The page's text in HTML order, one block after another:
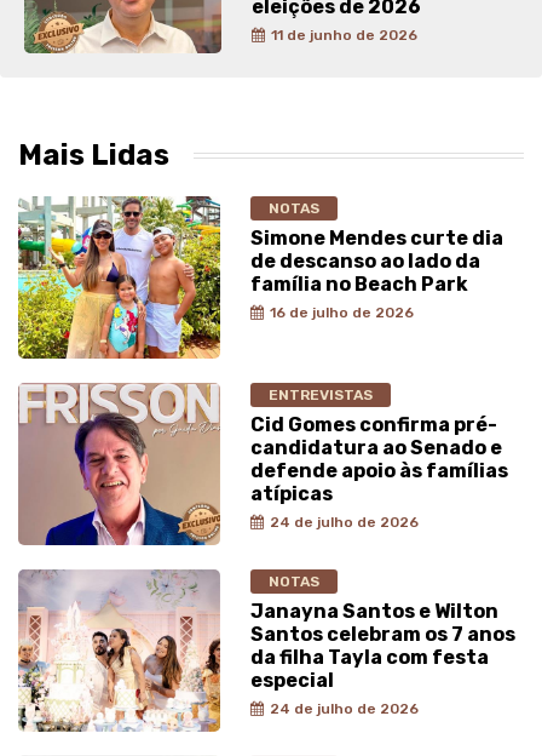
eleições de 2026
11 de junho de 2026
Mais Lidas
NOTAS
Simone Mendes curte dia
de descanso ao lado da
família no Beach Park
16 de julho de 2026
ENTREVISTAS
Cid Gomes confirma pré-
candidatura ao Senado e
defende apoio às famílias
atípicas
24 de julho de 2026
NOTAS
Janayna Santos e Wilton
Santos celebram os 7 anos
da filha Tayla com festa
especial
24 de julho de 2026